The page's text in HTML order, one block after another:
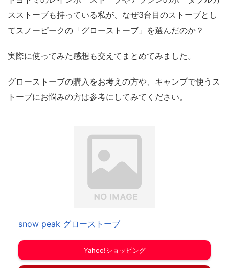
スストーブも持っている私が、 なぜ3台目のストーブとし
てスノーピークの「グローストーブ」を選んだのか？
実際に使ってみた感想も交えてまとめてみました。
グローストーブの購入をお考えの方や、キャンプで使うス
トーブにお悩みの方は参考にしてみてください。
snow peak グローストーブ
Yahoo!ショッピング